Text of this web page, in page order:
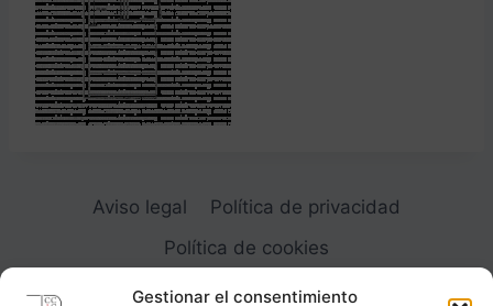
Gestionar el consentimiento
Aviso legal
Política de privacidad
Política de cookies